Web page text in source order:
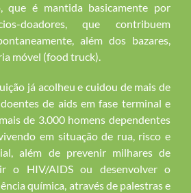
que é mantida basicamente por
doadores, que contribuem
além dos bazares,
móvel (food truck).
já acolheu e cuidou de mais de
de aids em fase terminal e
de 3.000 homens dependentes
em situação de rua, risco e
além de prevenir milhares de
o HIV/AIDS ou desenvolver o
química, através de palestras e